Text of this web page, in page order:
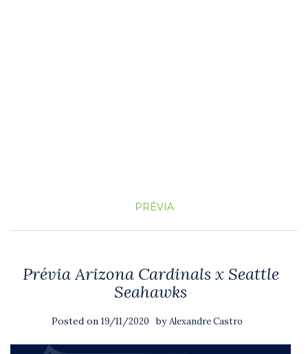
PRÉVIA
Prévia Arizona Cardinals x Seattle
Seahawks
Posted on 19/11/2020 byAlexandre Castro